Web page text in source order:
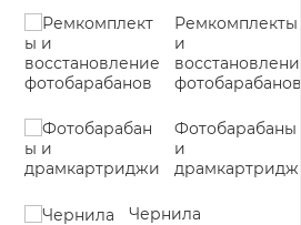
Ремкомплекты
и
восстановление
фотобарабанов
Фотобарабаны
и
драмкартриджи
Чернила